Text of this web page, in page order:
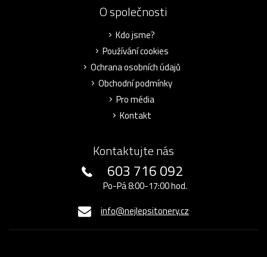
O společnosti
Kdo jsme?
Používání cookies
Ochrana osobních údajů
Obchodní podmínky
Pro média
Kontakt
Kontaktujte nás
603 716 092
Po-Pá 8:00-17:00 hod.
info@nejlepsitonery.cz